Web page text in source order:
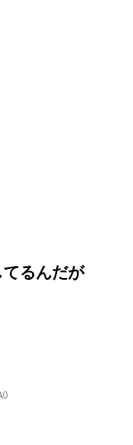
るんだが